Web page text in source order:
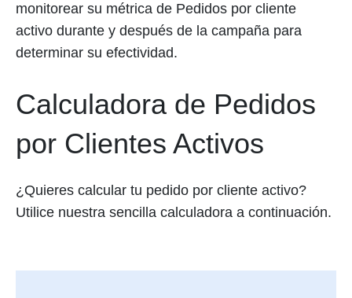
monitorear su métrica de Pedidos por cliente
activo durante y después de la campaña para
determinar su efectividad.
Calculadora de Pedidos
por Clientes Activos
¿Quieres calcular tu pedido por cliente activo?
Utilice nuestra sencilla calculadora a continuación.